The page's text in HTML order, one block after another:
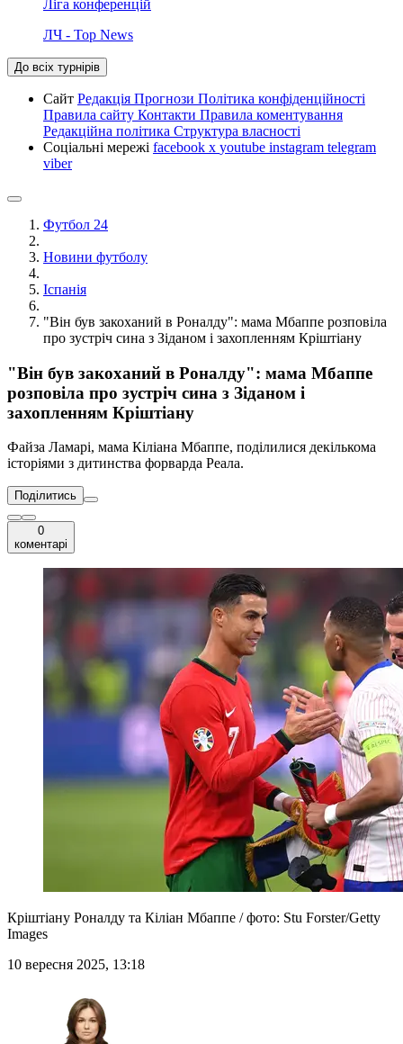
Ліга конференцій
ЛЧ - Top News
До всіх турнірів
Сайт Редакція Прогнози Політика конфіденційності
Правила сайту Контакти Правила коментування
Редакційна політика Структура власності
Соціальні мережі facebook x youtube instagram telegram
viber
Футбол 24
Новини футболу
Іспанія
"Він був закоханий в Роналду": мама Мбаппе розповіла
про зустріч сина з Зіданом і захопленням Кріштіану
"Він був закоханий в Роналду": мама Мбаппе
розповіла про зустріч сина з Зіданом і
захопленням Кріштіану
Файза Ламарі, мама Кіліана Мбаппе, поділилися декількома
історіями з дитинства форварда Реала.
Поділитись
0
коментарі
Кріштіану Роналду та Кіліан Мбаппе / фото: Stu Forster/Getty
Images
10 вересня 2025, 13:18